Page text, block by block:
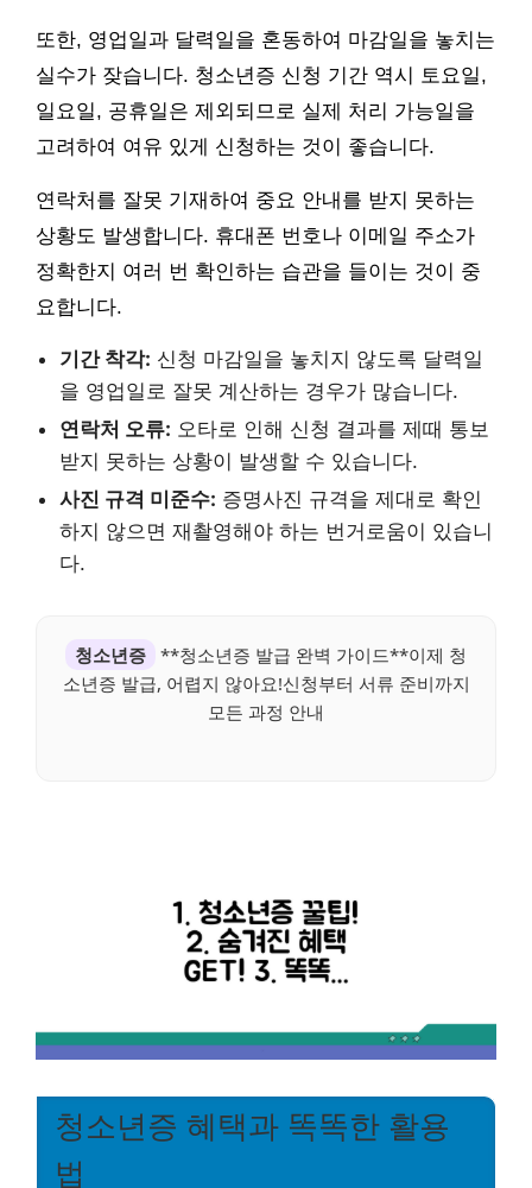
또한, 영업일과 달력일을 혼동하여 마감일을 놓치는
실수가 잦습니다. 청소년증 신청 기간 역시 토요일,
일요일, 공휴일은 제외되므로 실제 처리 가능일을
고려하여 여유 있게 신청하는 것이 좋습니다.
연락처를 잘못 기재하여 중요 안내를 받지 못하는
상황도 발생합니다. 휴대폰 번호나 이메일 주소가
정확한지 여러 번 확인하는 습관을 들이는 것이 중
요합니다.
기간 착각: 신청 마감일을 놓치지 않도록 달력일
을 영업일로 잘못 계산하는 경우가 많습니다.
연락처 오류: 오타로 인해 신청 결과를 제때 통보
받지 못하는 상황이 발생할 수 있습니다.
사진 규격 미준수: 증명사진 규격을 제대로 확인
하지 않으면 재촬영해야 하는 번거로움이 있습니
다.
청소년증 **청소년증 발급 완벽 가이드**이제 청
소년증 발급, 어렵지 않아요!신청부터 서류 준비까지
모든 과정 안내
청소년증 혜택과 똑똑한 활용
법